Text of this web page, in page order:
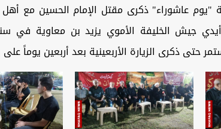
عاشوراء" ذكرى مقتل الإمام الحسين مع أهل